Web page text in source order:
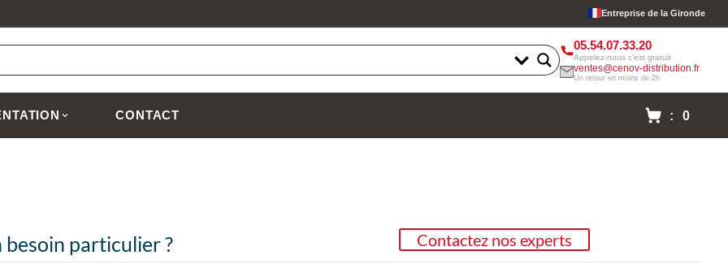
Entreprise de la Gironde
05.54.07.33.20
Appelez-nous c'est gratuit
ventes@cenov-distribution.fr
Un retour en moins de 2h
CONTACT : 0
particulier ? Contactez nos experts